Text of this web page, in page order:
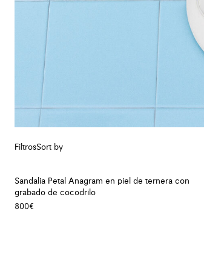
FiltrosSort by
Sandalia Petal Anagram en piel de ternera con
grabado de cocodrilo
800€